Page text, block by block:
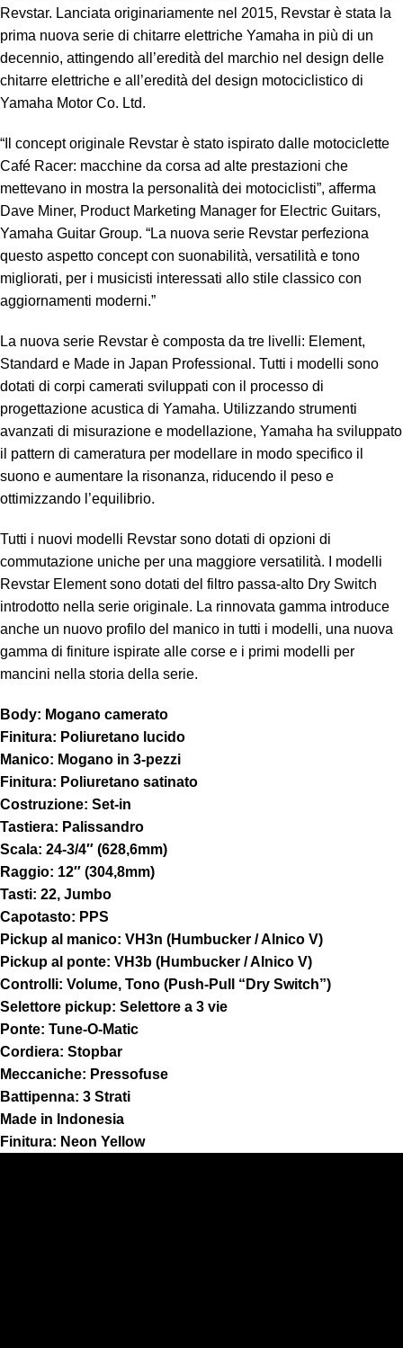
Black Friday Blowout!
Revstar. Lanciata originariamente nel 2015, Revstar è stata la
prima nuova serie di chitarre elettriche Yamaha in più di un
decennio, attingendo all’eredità del marchio nel design delle
chitarre elettriche e all’eredità del design motociclistico di
Yamaha Motor Co. Ltd.
“Il concept originale Revstar è stato ispirato dalle motociclette
Café Racer: macchine da corsa ad alte prestazioni che
mettevano in mostra la personalità dei motociclisti”, afferma
Dave Miner, Product Marketing Manager for Electric Guitars,
Yamaha Guitar Group. “La nuova serie Revstar perfeziona
questo aspetto concept con suonabilità, versatilità e tono
migliorati, per i musicisti interessati allo stile classico con
aggiornamenti moderni.”
La nuova serie Revstar è composta da tre livelli: Element,
Standard e Made in Japan Professional. Tutti i modelli sono
dotati di corpi camerati sviluppati con il processo di
progettazione acustica di Yamaha. Utilizzando strumenti
avanzati di misurazione e modellazione, Yamaha ha sviluppato
il pattern di cameratura per modellare in modo specifico il
suono e aumentare la risonanza, riducendo il peso e
ottimizzando l’equilibrio.
Tutti i nuovi modelli Revstar sono dotati di opzioni di
commutazione uniche per una maggiore versatilità. I modelli
Revstar Element sono dotati del filtro passa-alto Dry Switch
introdotto nella serie originale. La rinnovata gamma introduce
anche un nuovo profilo del manico in tutti i modelli, una nuova
gamma di finiture ispirate alle corse e i primi modelli per
mancini nella storia della serie.
Body: Mogano camerato
Finitura: Poliuretano lucido
Manico: Mogano in 3-pezzi
Finitura: Poliuretano satinato
Costruzione: Set-in
Tastiera: Palissandro
Scala: 24-3/4″ (628,6mm)
Raggio: 12″ (304,8mm)
Tasti: 22, Jumbo
Capotasto: PPS
Pickup al manico: VH3n (Humbucker / Alnico V)
Pickup al ponte: VH3b (Humbucker / Alnico V)
Controlli: Volume, Tono (Push-Pull “Dry Switch”)
Selettore pickup: Selettore a 3 vie
Ponte: Tune-O-Matic
Cordiera: Stopbar
Meccaniche: Pressofuse
Battipenna: 3 Strati
Made in Indonesia
Finitura: Neon Yellow